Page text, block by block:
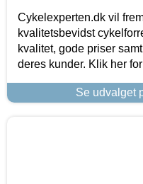
Cykelexperten.dk vil
kvalitetsbevidst
kvalitet, gode priser
deres kunder. Klik her
Se udvalget